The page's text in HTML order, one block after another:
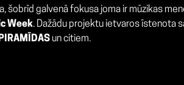
galvenā fokusa joma ir mūzikas
Week. Dažādu projektu ietvaros īstenota
PIRAMĪDAS un citiem.